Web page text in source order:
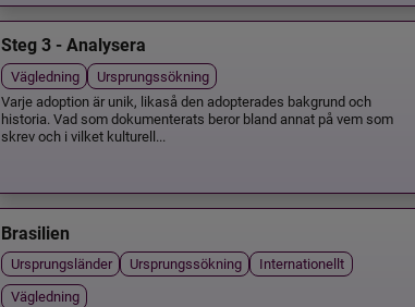
Steg 3 - Analysera
Vägledning
Ursprungssökning
Varje adoption är unik, likaså den adopterades bakgrund och
historia. Vad som dokumenterats beror bland annat på vem som
skrev och i vilket kulturell...
Brasilien
Ursprungsländer Ursprungssökning
Internationellt
Vägledning